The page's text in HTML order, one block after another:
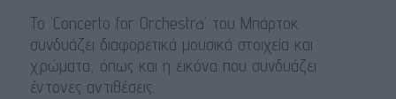
Το ‘Concerto for Orchestra’ του Μπάρτοκ
συνδυάζει διαφορετικά μουσικά στοιχεία και
χρώματα, όπως και η εικόνα που συνδυάζει
έντονες αντιθέσεις.